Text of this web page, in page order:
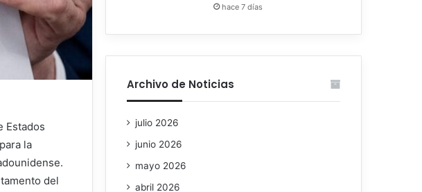
Estados
la
del
hace 7 días
Archivo de Noticias
julio 2026
junio 2026
mayo 2026
abril 2026